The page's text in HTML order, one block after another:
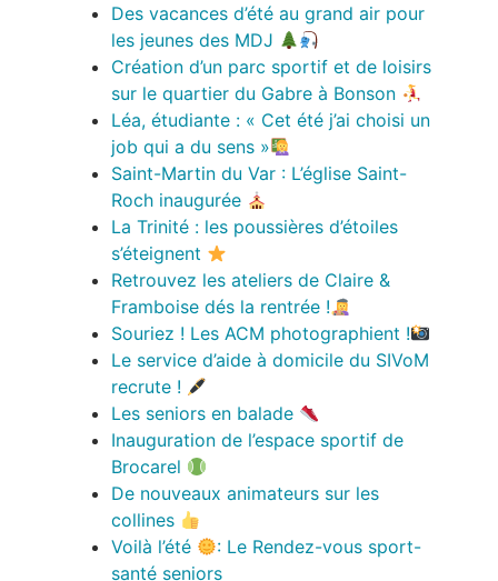
Des vacances d’été au grand air pour
les jeunes des MDJ
Création d’un parc sportif et de loisirs
sur le quartier du Gabre à Bonson
Léa, étudiante : « Cet été j’ai choisi un
job qui a du sens »
Saint-Martin du Var : L’église Saint-
Roch inaugurée
La Trinité : les poussières d’étoiles
s’éteignent
Retrouvez les ateliers de Claire &
Framboise dés la rentrée !
Souriez ! Les ACM photographient !
Le service d’aide à domicile du SIVoM
recrute !
Les seniors en balade
Inauguration de l’espace sportif de
Brocarel
De nouveaux animateurs sur les
collines
Voilà l’été
: Le Rendez-vous sport-
santé seniors